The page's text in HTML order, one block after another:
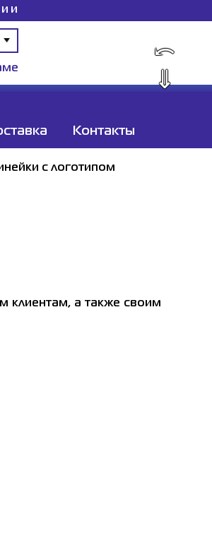
⇓
⤺
Контакты
с логотипом
клиентам, а также своим